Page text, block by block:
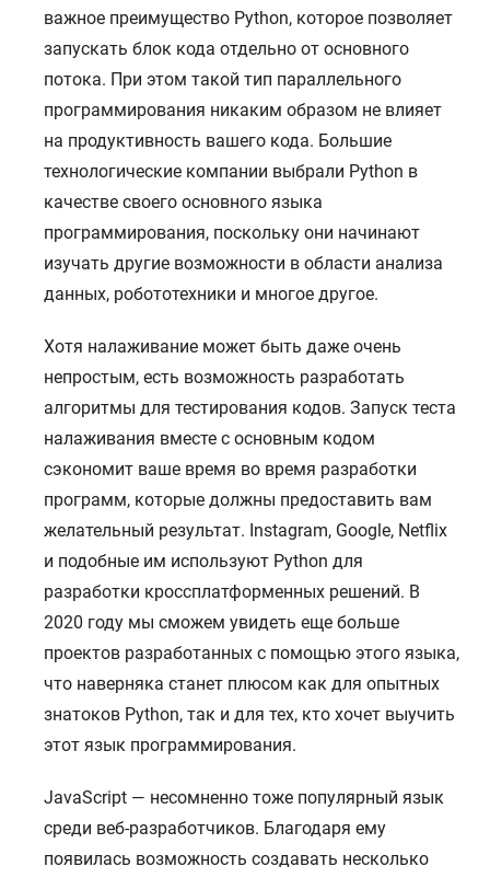
важное преимущество Python, которое позволяет
запускать блок кода отдельно от основного
потока. При этом такой тип параллельного
программирования никаким образом не влияет
на продуктивность вашего кода. Большие
технологические компании выбрали Python в
качестве своего основного языка
программирования, поскольку они начинают
изучать другие возможности в области анализа
данных, робототехники и многое другое.
Хотя налаживание может быть даже очень
непростым, есть возможность разработать
алгоритмы для тестирования кодов. Запуск теста
налаживания вместе с основным кодом
сэкономит ваше время во время разработки
программ, которые должны предоставить вам
желательный результат. Instagram, Google, Netflix
и подобные им используют Python для
разработки кроссплатформенных решений. В
2020 году мы сможем увидеть еще больше
проектов разработанных с помощью этого языка,
что наверняка станет плюсом как для опытных
знатоков Python, так и для тех, кто хочет выучить
этот язык программирования.
JavaScript — несомненно тоже популярный язык
среди веб-разработчиков. Благодаря ему
появилась возможность создавать несколько